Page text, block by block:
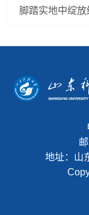
脚踏实地中绽放
地址：山